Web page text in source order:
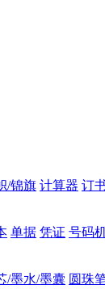
/锦旗 计算器 订
单据 凭证 号码
/墨水/墨囊 圆珠